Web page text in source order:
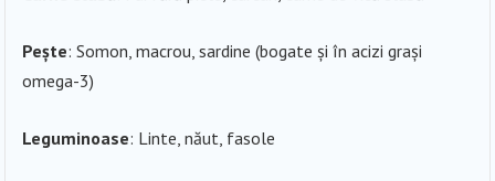
Pește: Somon, macrou, sardine (bogate și în acizi grași
omega-3)
Leguminoase: Linte, năut, fasole